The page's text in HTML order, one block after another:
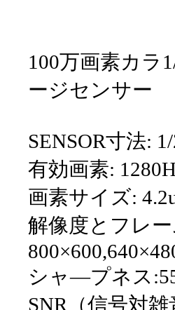
100万画素カラ
ージセンサー
SENSOR寸法:
有効画素:
画素サイズ:
解像度とフレー
シャ—プネス
SNR（信号対